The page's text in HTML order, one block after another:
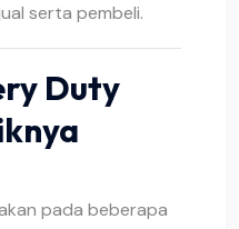
serta pembeli.
Duty
pada beberapa